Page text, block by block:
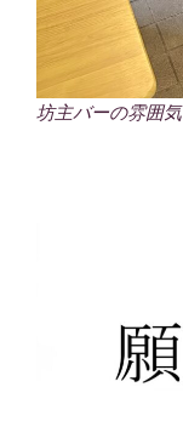
坊主バーの雰囲